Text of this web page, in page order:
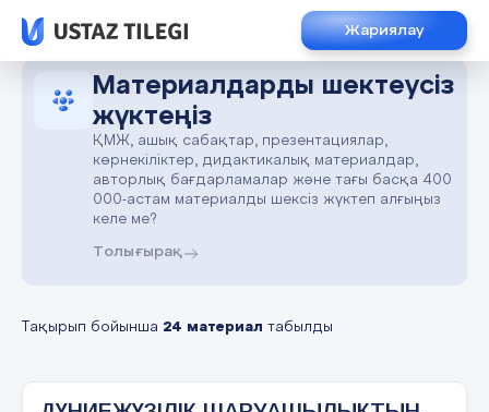
Жариялау
Материалдарды шектеусіз
жүктеңіз
ҚМЖ, ашық сабақтар, презентациялар,
көрнекіліктер, дидактикалық материалдар,
авторлық бағдарламалар және тағы басқа 400
000-астам материалды шексіз жүктеп алғыңыз
келе ме?
Толығырақ
Тақырып бойынша 24 материал табылды